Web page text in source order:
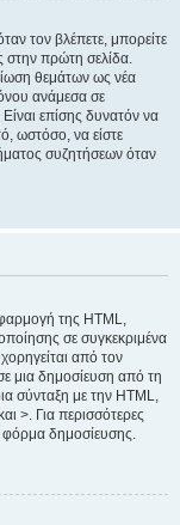
τον βλέπετε, μπορείτε
στην πρώτη σελίδα.
θεμάτων ως νέα
ανάμεσα σε
επίσης δυνατόν να
ωστόσο, να είστε
συζητήσεων όταν
της HTML,
σε συγκεκριμένα
από τον
μια δημοσίευση από τη
σύνταξη με την HTML,
>. Για περισσότερες
φόρμα δημοσίευσης.